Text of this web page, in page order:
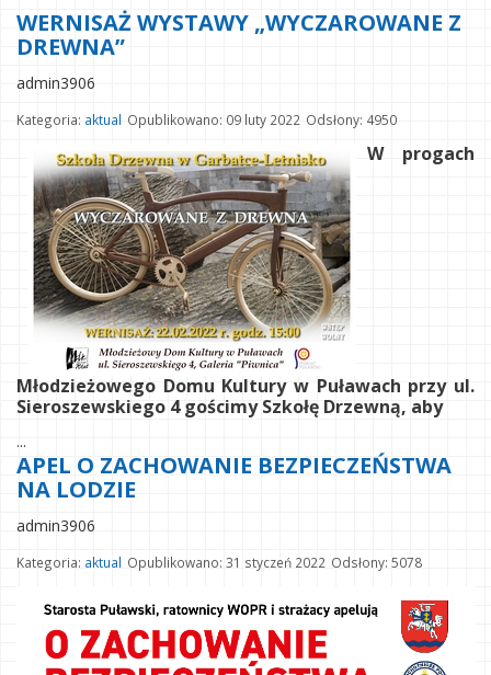
WERNISAŻ WYSTAWY „WYCZAROWANE Z
DREWNA”
admin3906
Kategoria: aktual Opublikowano: 09 luty 2022 Odsłony: 4950
W progach
Młodzieżowego Domu Kultury w Puławach przy ul.
Sieroszewskiego 4 gościmy Szkołę Drzewną, aby
...
APEL O ZACHOWANIE BEZPIECZEŃSTWA
NA LODZIE
admin3906
Kategoria: aktual Opublikowano: 31 styczeń 2022 Odsłony: 5078